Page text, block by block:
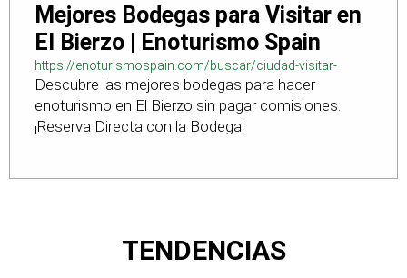
Mejores Bodegas para Visitar en
El Bierzo | Enoturismo Spain
https://enoturismospain.com/buscar/ciudad-visitar-
bodegas-en-leon
Descubre las mejores bodegas para hacer
enoturismo en El Bierzo sin pagar comisiones.
¡Reserva Directa con la Bodega!
TENDENCIAS